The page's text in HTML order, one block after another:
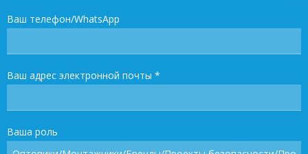
Ваш телефон/WhatsApp
Ваш адрес электронной почты *
Ваша роль